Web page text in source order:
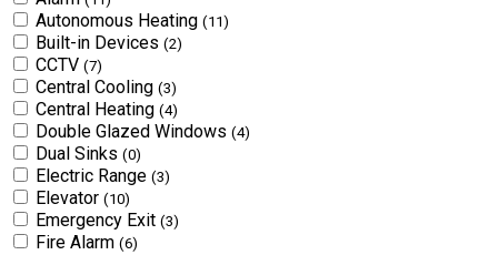
Autonomous Heating (11)
Built-in Devices (2)
CCTV (7)
Central Cooling (3)
Central Heating (4)
Double Glazed Windows (4)
Dual Sinks (0)
Electric Range (3)
Elevator (10)
Emergency Exit (3)
Fire Alarm (6)